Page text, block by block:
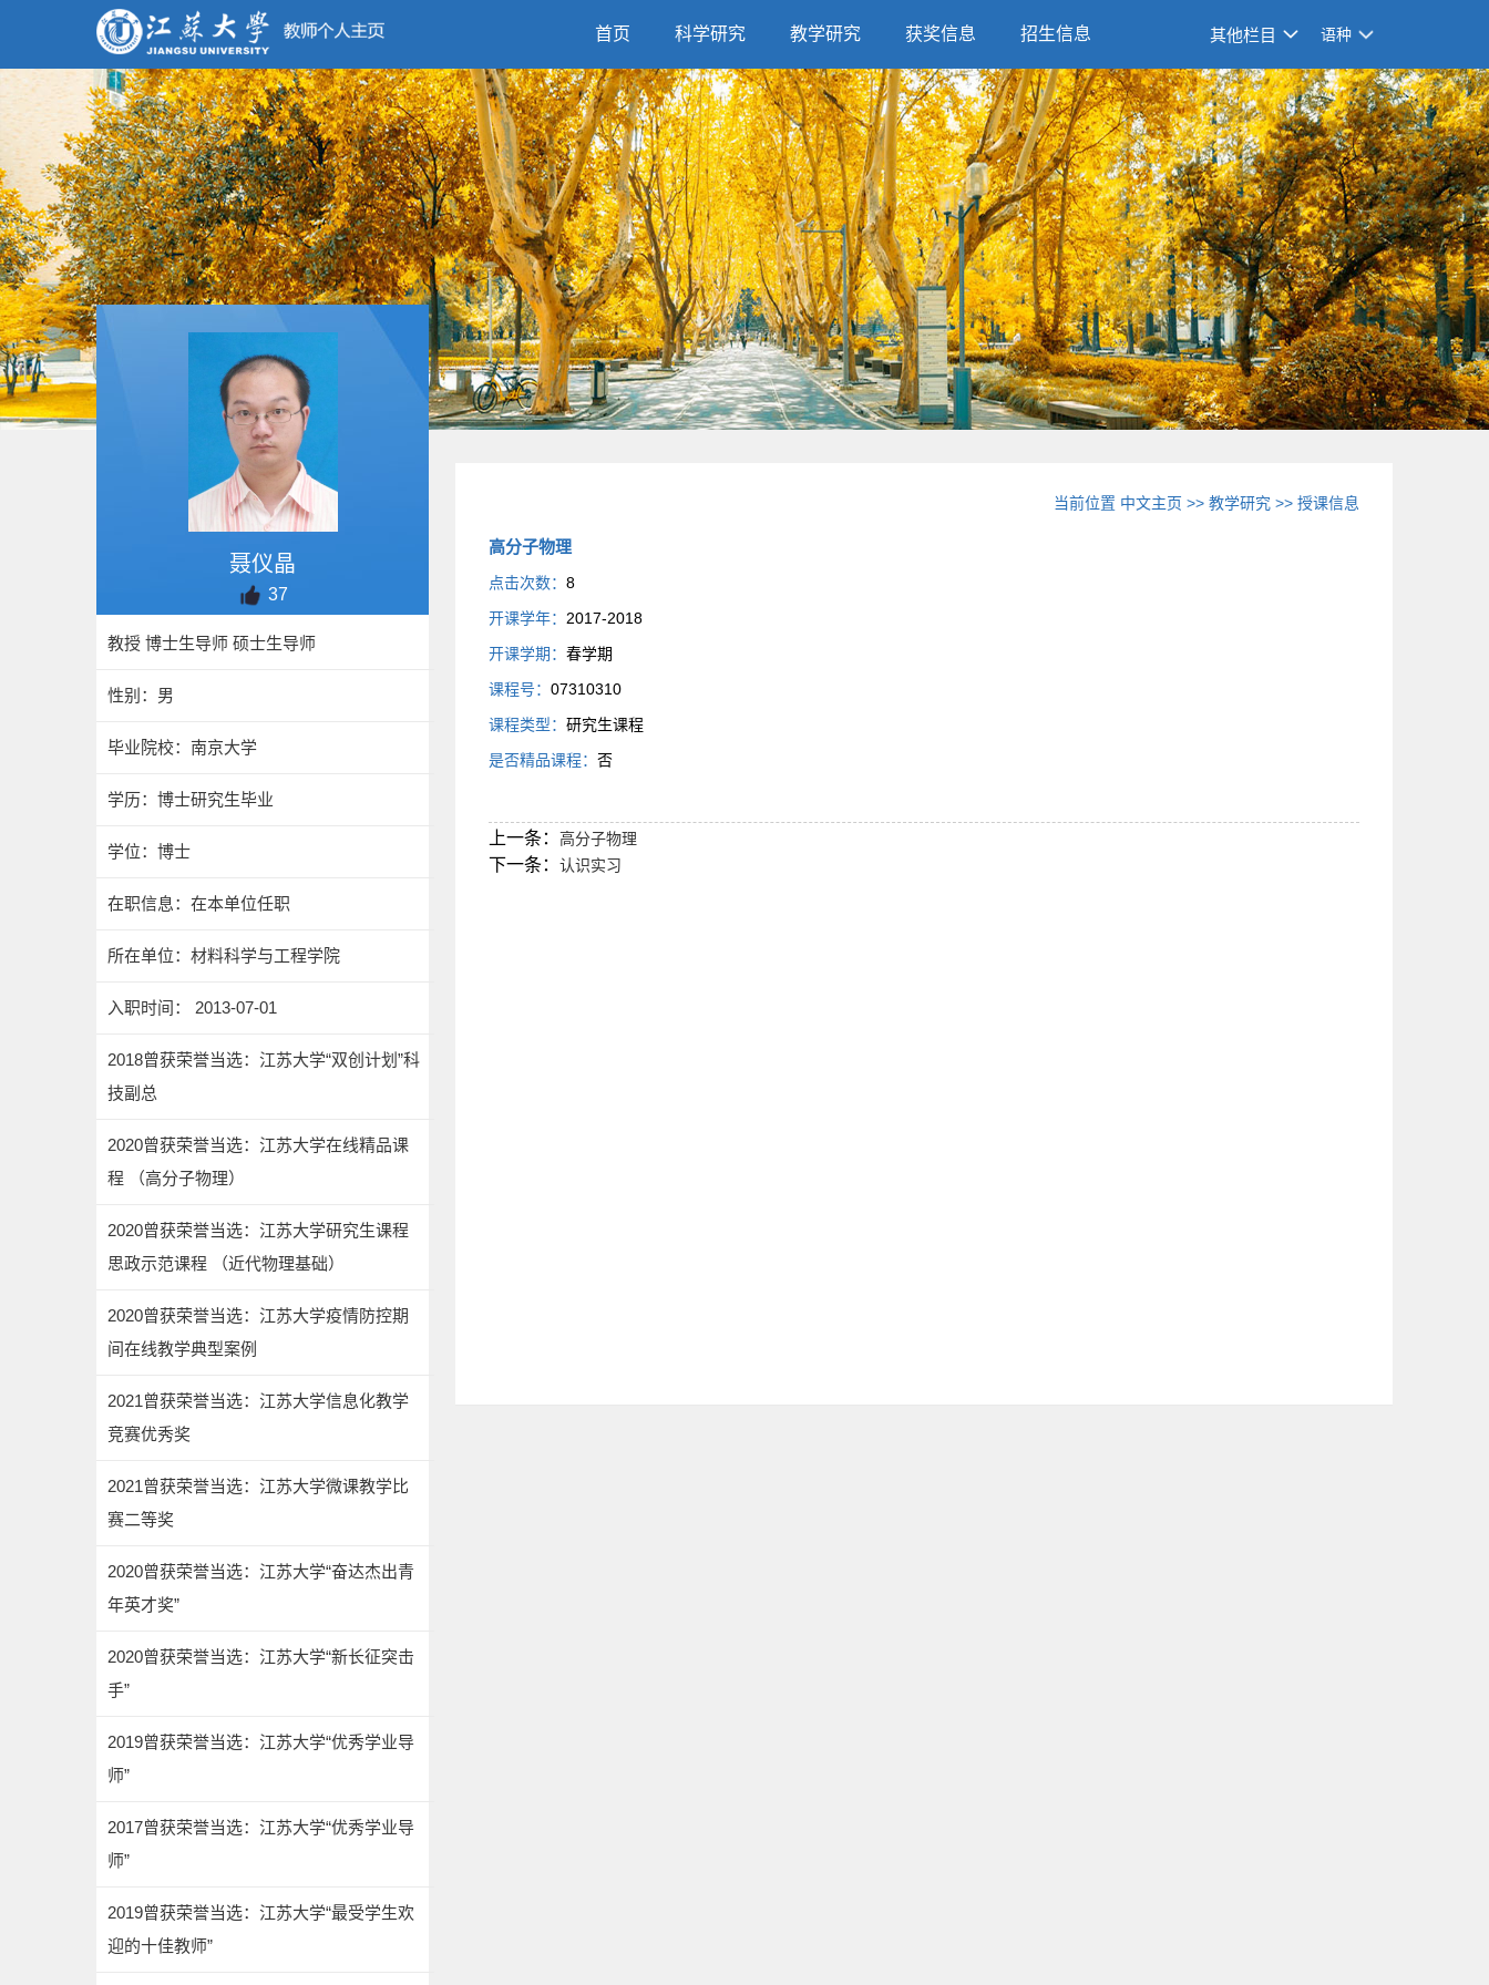
首页 科学研究 教学研究 获奖信息 招生信息 其他栏目 语种
聂仪晶
37
教授 博士生导师 硕士生导师
性别：男
毕业院校：南京大学
学历：博士研究生毕业
学位：博士
在职信息：在本单位任职
所在单位：材料科学与工程学院
入职时间： 2013-07-01
2018曾获荣誉当选：江苏大学“双创计划”科
技副总
2020曾获荣誉当选：江苏大学在线精品课
程 （高分子物理）
2020曾获荣誉当选：江苏大学研究生课程
思政示范课程 （近代物理基础）
2020曾获荣誉当选：江苏大学疫情防控期
间在线教学典型案例
2021曾获荣誉当选：江苏大学信息化教学
竞赛优秀奖
2021曾获荣誉当选：江苏大学微课教学比
赛二等奖
2020曾获荣誉当选：江苏大学“奋达杰出青
年英才奖”
2020曾获荣誉当选：江苏大学“新长征突击
手”
2019曾获荣誉当选：江苏大学“优秀学业导
师”
2017曾获荣誉当选：江苏大学“优秀学业导
师”
2019曾获荣誉当选：江苏大学“最受学生欢
迎的十佳教师”
当前位置 中文主页 >>教学研究 >>授课信息
高分子物理
点击次数： 8
开课学年： 2017-2018
开课学期： 春学期
课程号： 07310310
课程类型： 研究生课程
是否精品课程： 否
上一条： 高分子物理
下一条： 认识实习